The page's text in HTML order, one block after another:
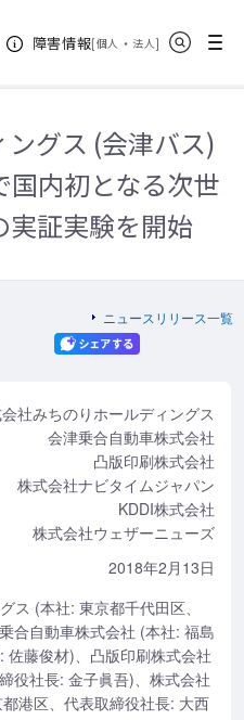
障害情報[個人 ・ 法人新規ウィンドウ
]
若松市内で国内初となる次世代スマ
グス (会津バス)
国内初となる次世
実証実験を開始
ニュースリリース一覧
社みちのりホールディングス
会津乗合自動車株式会社
凸版印刷株式会社
株式会社ナビタイムジャパン
KDDI株式会社
株式会社ウェザーニューズ
2018年2月13日
ス (本社: 東京都千代田区、
合自動車株式会社 (本社: 福島
佐藤俊材)、凸版印刷株式会社
役社長: 金子眞吾)、株式会社
港区、代表取締役社長: 大西